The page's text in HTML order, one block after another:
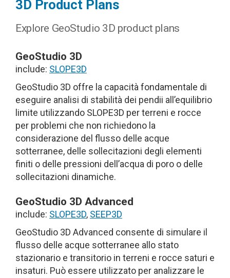
3D Product Plans
Explore GeoStudio 3D product plans
GeoStudio 3D
include: SLOPE3D
GeoStudio 3D offre la capacità fondamentale di
eseguire analisi di stabilità dei pendii all’equilibrio
limite utilizzando SLOPE3D per terreni e rocce
per problemi che non richiedono la
considerazione del flusso delle acque
sotterranee, delle sollecitazioni degli elementi
finiti o delle pressioni dell’acqua di poro o delle
sollecitazioni dinamiche.
GeoStudio 3D Advanced
include: SLOPE3D, SEEP3D
GeoStudio 3D Advanced consente di simulare il
flusso delle acque sotterranee allo stato
stazionario e transitorio in terreni e rocce saturi e
insaturi. Può essere utilizzato per analizzare le